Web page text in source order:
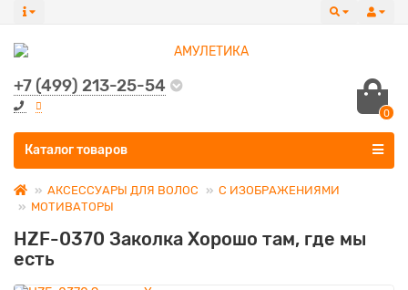
+7 (499) 213-25-54
0
Все категории
Каталог товаров
АКСЕССУАРЫ ДЛЯ ВОЛОС
С ИЗОБРАЖЕНИЯМИ
МОТИВАТОРЫ
HZF-0370 Заколка Хорошо там, где мы
есть